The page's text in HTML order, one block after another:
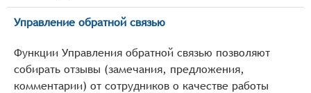
Управление обратной связью
Функции Управления обратной связью позволяют
собирать отзывы (замечания, предложения,
комментарии) от сотрудников о качестве работы